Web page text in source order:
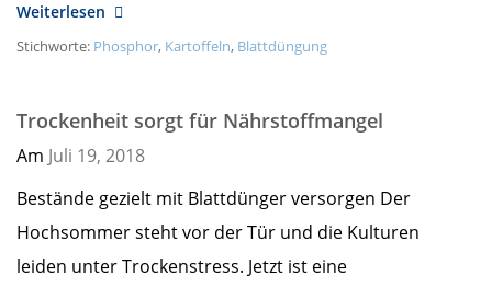
Weiterlesen
Stichworte: Phosphor, Kartoffeln, Blattdüngung
Trockenheit sorgt für Nährstoffmangel
Am Juli 19, 2018
Bestände gezielt mit Blattdünger versorgen Der
Hochsommer steht vor der Tür und die Kulturen
leiden unter Trockenstress. Jetzt ist eine